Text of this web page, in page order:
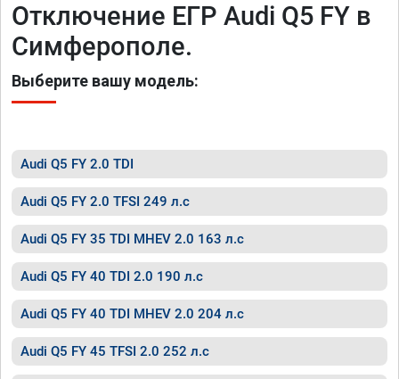
Отключение ЕГР Audi Q5 FY в
Симферополе.
Выберите вашу модель:
Audi Q5 FY 2.0 TDI
Audi Q5 FY 2.0 TFSI 249 л.с
Audi Q5 FY 35 TDI MHEV 2.0 163 л.с
Audi Q5 FY 40 TDI 2.0 190 л.с
Audi Q5 FY 40 TDI MHEV 2.0 204 л.с
Audi Q5 FY 45 TFSI 2.0 252 л.с